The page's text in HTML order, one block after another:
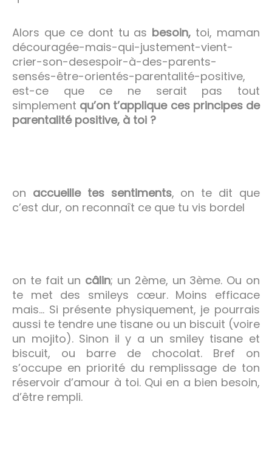
Alors que ce dont tu as besoin, toi, maman
découragée-mais-qui-justement-vient-
crier-son-desespoir-à-des-parents-
sensés-être-orientés-parentalité-positive,
est-ce que ce ne serait pas tout
simplement qu’on t’applique ces principes de
parentalité positive, à toi ?
on accueille tes sentiments, on te dit que
c’est dur, on reconnaît ce que tu vis bordel
on te fait un câlin; un 2ème, un 3ème. Ou on
te met des smileys cœur. Moins efficace
mais… Si présente physiquement, je pourrais
aussi te tendre une tisane ou un biscuit (voire
un mojito). Sinon il y a un smiley tisane et
biscuit, ou barre de chocolat. Bref on
s’occupe en priorité du remplissage de ton
réservoir d’amour à toi. Qui en a bien besoin,
d’être rempli.